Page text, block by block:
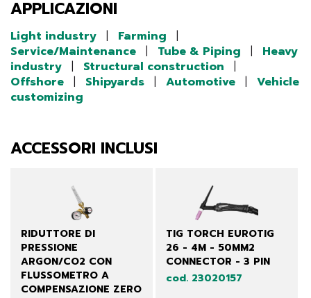
APPLICAZIONI
Light industry | Farming
|
Service/Maintenance | Tube & Piping |
Heavy
industry | Structural construction
|
Offshore | Shipyards | Automotive |
Vehicle
customizing
ACCESSORI INCLUSI
RIDUTTORE DI
PRESSIONE
ARGON/CO2 CON
FLUSSOMETRO A
COMPENSAZIONE ZERO
TIG TORCH EUROTIG
26 - 4M - 50MM2
CONNECTOR - 3 PIN
cod. 23020157